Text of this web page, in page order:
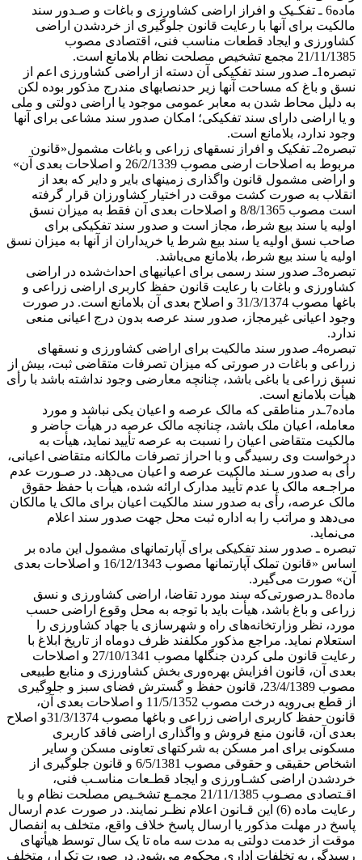
ماده6 ـ تفکـیک و افراز اراضی کشاورزی و باغات و صـدور سند
مالکیت برای آنها با رعایت قانون جلوگیری از خردشدن اراضی
کشاورزی و ایجاد قطعات مناسب فنی، اقتصادی مصوب
21/11/1385 مجمع تشخیص مصلحت نظام بلامانع است.
تبصره1ـ صدور سند تفکیکی آن دسته از اراضی کشاورزی اعم از
نسق و باغ که مساحت آنها زیر حدنصابهای مندرج مذکور بوده لکن
به دلیل محاط شدن به معابر عمومی موجود یا اراضی دولتی و ملی
و یا اراضی دارای سند تفکیکی؛ امکان صدور سند مشاعی برای آنها
وجود ندارد، بلامانع است.
تبصره2ـ تفکیک و افراز نسقهای زراعی و باغات مشمول«قانون
مربوط به اصلاحات ارضی مصوب 26/2/1339 و اصلاحات بعدی آن»
و اراضی ‌مشمول قانون واگذاری زمینهای بایر و دایر که بعد از
انقلاب به صورت کشت موقت در اختیار کشاورزان قرار گرفته
است مصوب 8/8/1365 و اصلاحات بعدی آن فقط به میزان نسق
اولیه یا سند بیع شرط، مجاز است و صدور سند تفکیکی برای
صاحب نسق اولیه یا سند بیع شرط یا خریداران از آنها به میزان نسق
اولیه یا سند بیع شرط، بلامانع می‌باشد.
تبصره3ـ صدور سند رسمی برای اعیانیهای احداث‌شده در اراضی
کشاورزی و باغات با رعایت قانون حفظ کاربری اراضی زراعی و
باغها مصوب 31/3/1374 و اصلاح بعدی آن بلامانع است. در صورت
وجود اعیانی غیرمجاز، صدور سند عرصه بدون درج اعیانی منعی
ندارد.
تبصره4ـ صدور سند مالکیت برای اراضی کشاورزی و نسقهای
زراعی و باغات در صورتی‌ که میزان تصرفات متقاضی ثبت، بیش از
نسق زراعی یا باغی باشد، چنانچه معارضی وجود نداشته باشد با رأی
هیأت بلامانع است.
ماده7ـدر مناطقی که مالک عرصه و اعیان یکی نباشد و مورد
معامله، اعیان ملک باشد، چنانچه مالک عرصه در هیأت حاضر و
مالکیت متقاضی اعیان را نسبت به عرصه تأیید نماید، هیأت به
درخواست وی رسیدگی و با احراز تصرفات مالکانه متقاضی اعیانی،
رأی به صدور سـند مالکیت عرصه و اعیان می‌دهد. در صـورت عدم
مراجـعه مالک یا عدم تأیید مدارک ارائه شده، هیأت با حفظ حقوق
مالک عرصه، رأی به صدور سند مالکیت اعیان برای مالک یا مالکان
می‌دهد و مراتب را به اداره ثبت محل جهت صدور سند اعلام
می‌نماید.
تبصره ـ صدور سند تفکیکی برای آپارتمانهای مشمول این ماده بر
اساس «قانون تملک آپارتمانها مصوب 16/12/1343 و اصلاحات بعدی
آن» صورت می‌گیرد.
ماده8 ـدرصورتی‌که سند مورد تقاضا، اراضی کشاورزی و نسق
زراعی و باغ باشد، هیأت باید با توجه به محل وقوع اراضی حسب
‌مورد، نظر وزارتخانه‌های راه و شهرسازی یا جهاد کشاورزی را
استعلام نماید. مراجع مذکور مکلفند ظرف دو‌ماه از تاریخ ابلاغ با
رعایت قانون ملی کردن جنگلها مصوب 27/10/1341 و اصلاحات
بعدی آن، قانون افزایش بهره‌وری بخش کشاورزی و منابع طبیعی
مصوب 23/4/1389، قانون حفظ و گسترش فضای سبز و جلوگیری
از قطع بی‌رویه درخت مصوب 11/5/1352 و اصلاحات بعدی آن،
قانون حفظ کاربری اراضی زراعی و باغها مصوب 31/3/1374و اصلاح
بعدی آن، قانون منع فروش و واگذاری اراضی فاقد کاربری
مسکونی برای امر مسکن به شرکتهای تعاونی مسکن و سایر
اشخاص حقیقی و حقوقی مصوب 6/5/1381 و قانون جلوگیری از
خردشدن اراضی کشـاورزی و ایجاد قطـعات مناسـب فنی،
اقـتصادی مصـوب 21/11/1385 مجمـع تشخـیص مصلحت نظام و با
رعایت ماده (6) این قـانون اعلام‌ نظـر نمایند. در صورت عدم ارسال
پاسخ در مهلت مذکور یا ارسال پاسخ خلاف واقع، متخلف به انفصال
موقت از خدمت دولتی به مدت سه‌ ماه تا یک سال توسط هیأتهای
رسیدگی به تخلفات اداری محکوم می‌شود. در صورت تکرار، متخلف